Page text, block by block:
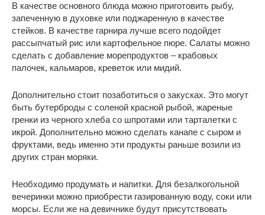
В качестве основного блюда можно приготовить рыбу,
запеченную в духовке или поджаренную в качестве
стейков. В качестве гарнира лучше всего подойдет
рассыпчатый рис или картофельное пюре. Салаты можно
сделать с добавление морепродуктов – крабовых
палочек, кальмаров, креветок или мидий.
Дополнительно стоит позаботиться о закусках. Это могут
быть бутерброды с соленой красной рыбой, жареные
гренки из черного хлеба со шпротами или тарталетки с
икрой. Дополнительно можно сделать канапе с сыром и
фруктами, ведь именно эти продукты раньше возили из
других стран моряки.
Необходимо продумать и напитки. Для безалкогольной
вечеринки можно приобрести газированную воду, соки или
морсы. Если же на девичнике будут присутствовать